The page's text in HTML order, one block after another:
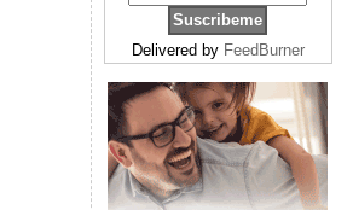
Delivered by FeedBurner